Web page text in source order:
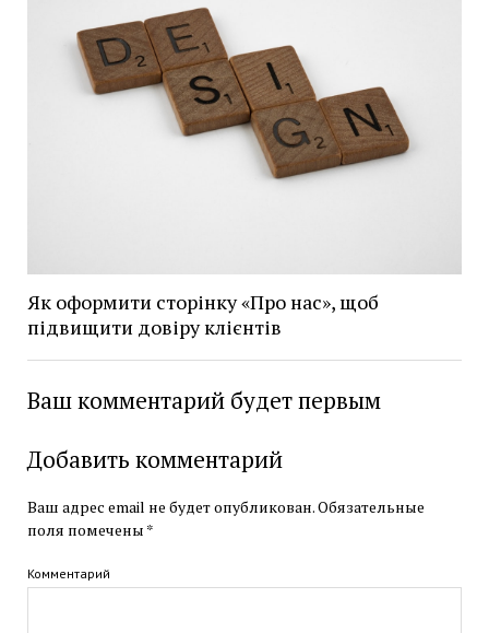
Як оформити сторінку «Про нас», щоб
підвищити довіру клієнтів
Ваш комментарий будет первым
Добавить комментарий
Ваш адрес email не будет опубликован.Обязательные
поля помечены *
Комментарий